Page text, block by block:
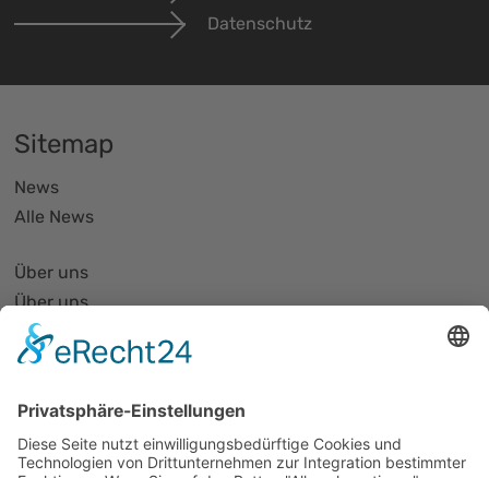
Datenschutz
Sitemap
News
Alle News
Über uns
Über uns
PhotonicNet:work - 1. Netzwerktreffen
Organisationsform
Partnernetze
Mitglied werden